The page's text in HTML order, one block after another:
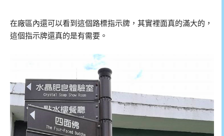
在廠區內還可以看到這個路標指示牌，其實裡面真的滿大的，
這個指示牌還真的是有需要。